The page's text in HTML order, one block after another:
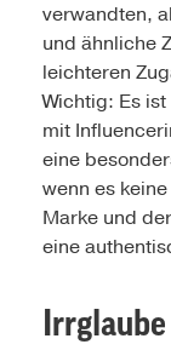
verwandten,
und ähnliche
leichteren
Wichtig: Es
mit
eine
wenn es
Marke und
eine